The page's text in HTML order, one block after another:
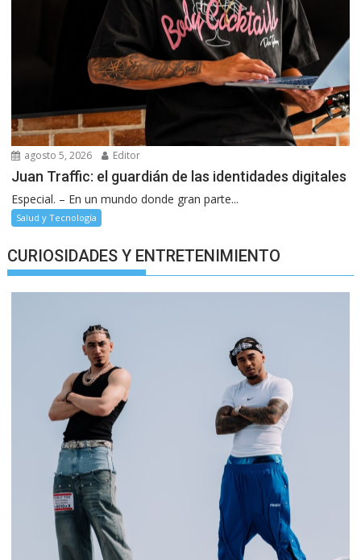
agosto 5, 2026 Editor
Juan Traffic: el guardián de las identidades digitales
Especial. – En un mundo donde gran parte...
Salud y Tecnología
CURIOSIDADES Y ENTRETENIMIENTO